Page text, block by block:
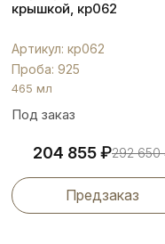
крышкой, кр062
Артикул: кр062
Проба: 925
465 мл
Под заказ
204 855₽292 650
Предзаказ